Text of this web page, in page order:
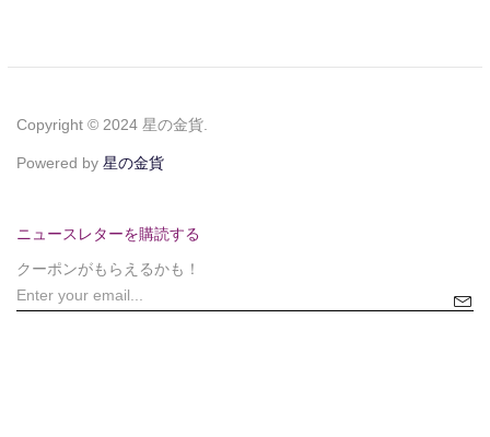
Copyright © 2024 星の金貨.
Powered by 星の金貨
ニュースレターを購読する
クーポンがもらえるかも！